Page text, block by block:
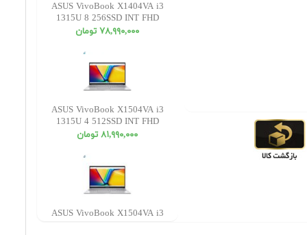
ASUS VivoBook X1404VA i3
1315U 8 256SSD INT FHD
٧٨,٩٩٠,٠٠٠ تومان
ASUS VivoBook X1504VA i3
1315U 4 512SSD INT FHD
٨١,٩٩٠,٠٠٠ تومان
ASUS VivoBook X1504VA i3